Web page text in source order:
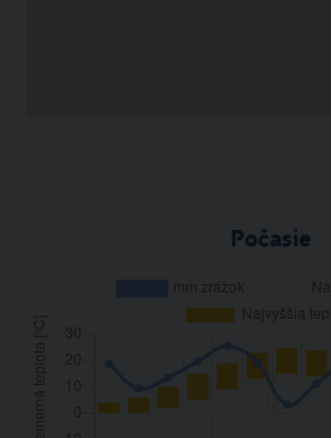
Počasie